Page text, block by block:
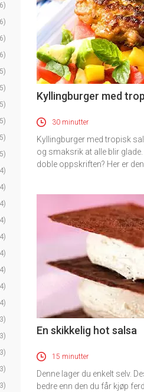
Kyllingburger med
30 minutter
Kyllingburger med tropisk
og smaksrik at alle blir
doble oppskriften? Her er den.
En skikkelig hot salsa
15 minutter
Denne lager du enkelt selv.
bedre enn den du får kjøp